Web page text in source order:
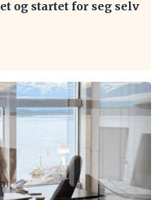
og startet for seg selv